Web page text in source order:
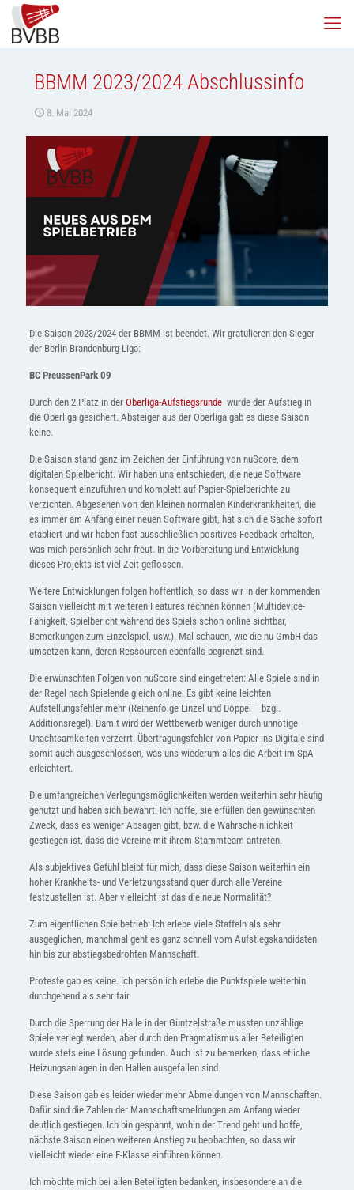
BBMM 2023/2024 Abschlussinfo
8. Mai 2024
Die Saison 2023/2024 der BBMM ist beendet. Wir gratulieren den Sieger
der Berlin-Brandenburg-Liga:
BC PreussenPark 09
Durch den 2.Platz in der Oberliga-Aufstiegsrundewurde der Aufstieg in
die Oberliga gesichert. Absteiger aus der Oberliga gab es diese Saison
keine.
Die Saison stand ganz im Zeichen der Einführung von nuScore, dem
digitalen Spielbericht. Wir haben uns entschieden, die neue Software
konsequent einzuführen und komplett auf Papier-Spielberichte zu
verzichten. Abgesehen von den kleinen normalen Kinderkrankheiten, die
es immer am Anfang einer neuen Software gibt, hat sich die Sache sofort
etabliert und wir haben fast ausschließlich positives Feedback erhalten,
was mich persönlich sehr freut. In die Vorbereitung und Entwicklung
dieses Projekts ist viel Zeit geflossen.
Weitere Entwicklungen folgen hoffentlich, so dass wir in der kommenden
Saison vielleicht mit weiteren Features rechnen können (Multidevice-
Fähigkeit, Spielbericht während des Spiels schon online sichtbar,
Bemerkungen zum Einzelspiel, usw.). Mal schauen, wie die nu GmbH das
umsetzen kann, deren Ressourcen ebenfalls begrenzt sind.
Die erwünschten Folgen von nuScore sind eingetreten: Alle Spiele sind in
der Regel nach Spielende gleich online. Es gibt keine leichten
Aufstellungsfehler mehr (Reihenfolge Einzel und Doppel – bzgl.
Additionsregel). Damit wird der Wettbewerb weniger durch unnötige
Unachtsamkeiten verzerrt. Übertragungsfehler von Papier ins Digitale sind
somit auch ausgeschlossen, was uns wiederum alles die Arbeit im SpA
erleichtert.
Die umfangreichen Verlegungsmöglichkeiten werden weiterhin sehr häufig
genutzt und haben sich bewährt. Ich hoffe, sie erfüllen den gewünschten
Zweck, dass es weniger Absagen gibt, bzw. die Wahrscheinlichkeit
gestiegen ist, dass die Vereine mit ihrem Stammteam antreten.
Als subjektives Gefühl bleibt für mich, dass diese Saison weiterhin ein
hoher Krankheits- und Verletzungsstand quer durch alle Vereine
festzustellen ist. Aber vielleicht ist das die neue Normalität?
Zum eigentlichen Spielbetrieb: Ich erlebe viele Staffeln als sehr
ausgeglichen, manchmal geht es ganz schnell vom Aufstiegskandidaten
hin bis zur abstiegsbedrohten Mannschaft.
Proteste gab es keine. Ich persönlich erlebe die Punktspiele weiterhin
durchgehend als sehr fair.
Durch die Sperrung der Halle in der Güntzelstraße mussten unzählige
Spiele verlegt werden, aber durch den Pragmatismus aller Beteiligten
wurde stets eine Lösung gefunden. Auch ist zu bemerken, dass etliche
Heizungsanlagen in den Hallen ausgefallen sind.
Diese Saison gab es leider wieder mehr Abmeldungen von Mannschaften.
Dafür sind die Zahlen der Mannschaftsmeldungen am Anfang wieder
deutlich gestiegen. Ich bin gespannt, wohin der Trend geht und hoffe,
nächste Saison einen weiteren Anstieg zu beobachten, so dass wir
vielleicht wieder eine F-Klasse einführen können.
Ich möchte mich bei allen Beteiligten bedanken, insbesondere an die